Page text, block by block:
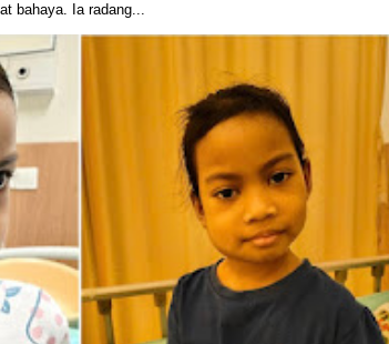
bahaya. Ia radang...